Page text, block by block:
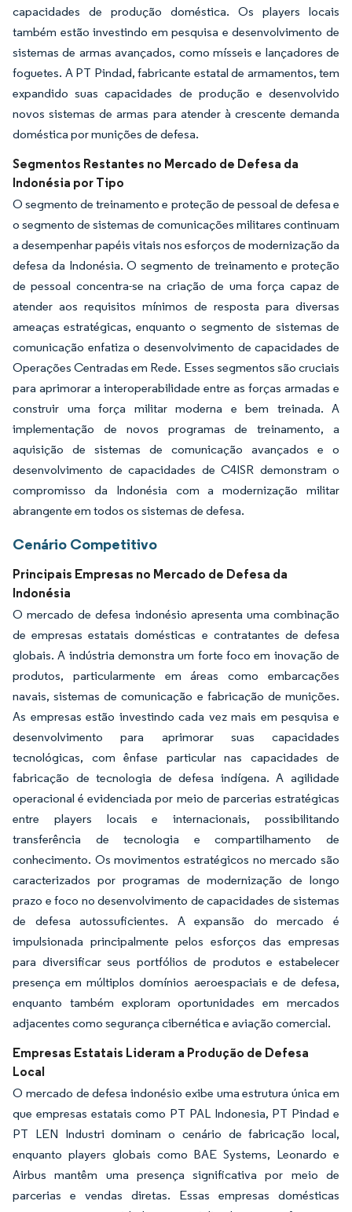
capacidades de produção doméstica. Os players locais
também estão investindo em pesquisa e desenvolvimento de
sistemas de armas avançados, como mísseis e lançadores de
foguetes. A PT Pindad, fabricante estatal de armamentos, tem
expandido suas capacidades de produção e desenvolvido
novos sistemas de armas para atender à crescente demanda
doméstica por munições de defesa.
Segmentos Restantes no Mercado de Defesa da
Indonésia por Tipo
O segmento de treinamento e proteção de pessoal de defesa e
o segmento de sistemas de comunicações militares continuam
a desempenhar papéis vitais nos esforços de modernização da
defesa da Indonésia. O segmento de treinamento e proteção
de pessoal concentra-se na criação de uma força capaz de
atender aos requisitos mínimos de resposta para diversas
ameaças estratégicas, enquanto o segmento de sistemas de
comunicação enfatiza o desenvolvimento de capacidades de
Operações Centradas em Rede. Esses segmentos são cruciais
para aprimorar a interoperabilidade entre as forças armadas e
construir uma força militar moderna e bem treinada. A
implementação de novos programas de treinamento, a
aquisição de sistemas de comunicação avançados e o
desenvolvimento de capacidades de C4ISR demonstram o
compromisso da Indonésia com a modernização militar
abrangente em todos os sistemas de defesa.
Cenário Competitivo
Principais Empresas no Mercado de Defesa da
Indonésia
O mercado de defesa indonésio apresenta uma combinação
de empresas estatais domésticas e contratantes de defesa
globais. A indústria demonstra um forte foco em inovação de
produtos, particularmente em áreas como embarcações
navais, sistemas de comunicação e fabricação de munições.
As empresas estão investindo cada vez mais em pesquisa e
desenvolvimento para aprimorar suas capacidades
tecnológicas, com ênfase particular nas capacidades de
fabricação de tecnologia de defesa indígena. A agilidade
operacional é evidenciada por meio de parcerias estratégicas
entre players locais e internacionais, possibilitando
transferência de tecnologia e compartilhamento de
conhecimento. Os movimentos estratégicos no mercado são
caracterizados por programas de modernização de longo
prazo e foco no desenvolvimento de capacidades de sistemas
de defesa autossuficientes. A expansão do mercado é
impulsionada principalmente pelos esforços das empresas
para diversificar seus portfólios de produtos e estabelecer
presença em múltiplos domínios aeroespaciais e de defesa,
enquanto também exploram oportunidades em mercados
adjacentes como segurança cibernética e aviação comercial.
Empresas Estatais Lideram a Produção de Defesa
Local
O mercado de defesa indonésio exibe uma estrutura única em
que empresas estatais como PT PAL Indonesia, PT Pindad e
PT LEN Industri dominam o cenário de fabricação local,
enquanto players globais como BAE Systems, Leonardo e
Airbus mantêm uma presença significativa por meio de
parcerias e vendas diretas. Essas empresas domésticas